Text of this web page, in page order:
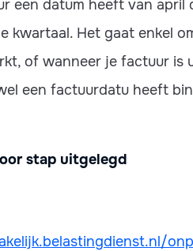
een datum heeft van april
kwartaal. Het gaat enkel
of wanneer je factuur is
een factuurdatu heeft
stap uitgelegd